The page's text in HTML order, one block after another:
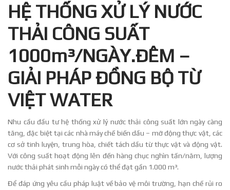
HỆ THỐNG XỬ LÝ NƯỚC
THẢI CÔNG SUẤT
1000m³/NGÀY.ĐÊM –
GIẢI PHÁP ĐỒNG BỘ TỪ
VIỆT WATER
Nhu cầu đầu tư hệ thống xử lý nước thải công suất lớn ngày càng
tăng, đặc biệt tại các nhà máy chế biến dầu – mỡ động thực vật, các
cơ sở tinh luyện, trung hòa, chiết tách dầu từ thực vật và động vật.
Với công suất hoạt động lên đến hàng chục nghìn tấn/năm, lượng
nước thải phát sinh mỗi ngày có thể đạt gần 1.000 m³.
Để đáp ứng yêu cầu pháp luật về bảo vệ môi trường, hạn chế rủi ro